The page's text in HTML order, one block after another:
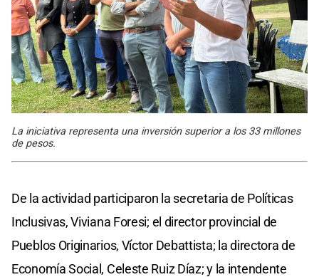
La iniciativa representa una inversión superior a los 33 millones
de pesos.
De la actividad participaron la secretaria de Políticas
Inclusivas, Viviana Foresi; el director provincial de
Pueblos Originarios, Víctor Debattista; la directora de
Economía Social, Celeste Ruiz Díaz; y la intendente